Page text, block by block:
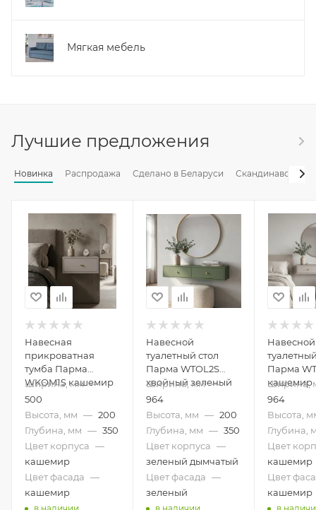
Мягкая мебель
Лучшие предложения
Новинка Распродажа Сделано в Беларуси Скандинавский
Навесная
прикроватная
тумба Парма
WKOM1S кашемир
Ширина, мм —
500
Высота, мм — 200
Глубина, мм — 350
Цвет корпуса —
кашемир
Цвет фасада —
кашемир
Навесной
туалетный стол
Парма WTOL2S
хвойный зеленый
Ширина, мм —
964
Высота, мм — 200
Глубина, мм — 350
Цвет корпуса —
зеленый дымчатый
Цвет фасада —
зеленый
Навесной
Парма
кашемир
Ширина,
964
Высота,
Глубина,
Цвет
кашемир
Цвет
кашемир